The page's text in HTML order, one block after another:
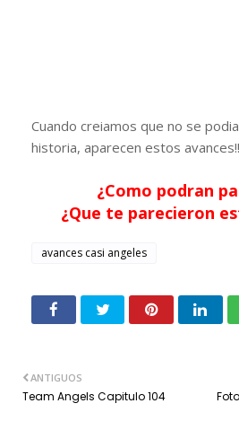
Cuando creiamos que no se
historia, aparecen estos avances!!
¿Como podran
¿Que te parecieron
avances casi angeles
ANTIGUOS
Team Angels Capitulo 104